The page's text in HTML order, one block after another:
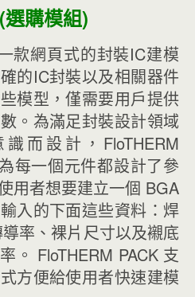
購模組)
款網頁式的封裝IC建模
的IC封裝以及相關器件
模型，僅需要用戶提供
。為滿足封裝設計領域
而設計，FloTHERM
每一個元件都設計了參
用者想要建立一個 BGA
入的下面這些資料：焊
率、裸片尺寸以及襯底
。 FloTHERM PACK 支
方便給使用者快速建模